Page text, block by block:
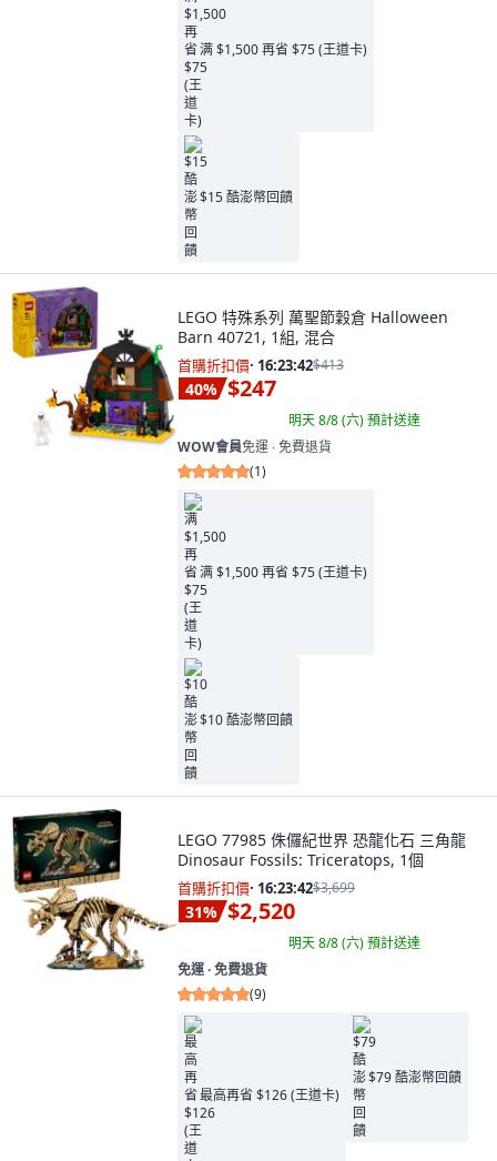
满 $1,500 再省 $75 (王道卡)
$15 酷澎幣回饋
LEGO 特殊系列 萬聖節穀倉 Halloween
Barn 40721, 1組, 混合
首購折扣價· 16:23:41$413
40% $247
明天 8/8 (六)預計送達
WOW會員免運 ∙ 免費退貨
(1)
满 $1,500 再省 $75 (王道卡)
$10 酷澎幣回饋
LEGO 77985 侏儸紀世界 恐龍化石 三角龍
Dinosaur Fossils: Triceratops, 1個
首購折扣價· 16:23:41$3,699
31% $2,520
明天 8/8 (六)預計送達
免運 ∙ 免費退貨
(9)
最高再省 $126 (王道卡)
$79 酷澎幣回饋